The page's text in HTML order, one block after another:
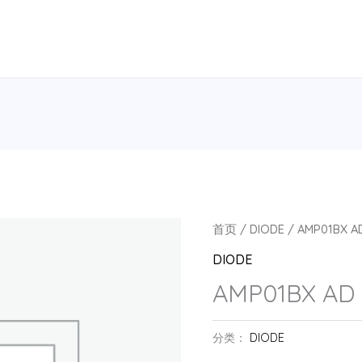
首页 /DIODE / AMP01BX
DIODE
AMP01BX AD
分类： DIODE